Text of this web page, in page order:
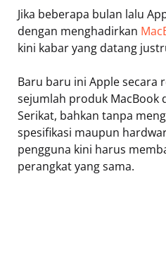
Jika beberapa bulan lalu
dengan menghadirkan
kini kabar yang datang
Baru baru ini Apple secara
sejumlah produk MacBook
Serikat, bahkan tanpa
spesifikasi maupun
pengguna kini harus
perangkat yang sama.